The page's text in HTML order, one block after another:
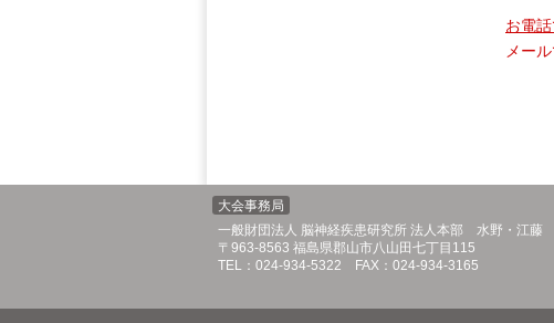
お電
メー
大会事務局
一般財団法人 脳神経疾患研究所 法人本部 水野・江藤
〒963-8563 福島県郡山市八山田七丁目115
TEL：024-934-5322 FAX：024-934-3165